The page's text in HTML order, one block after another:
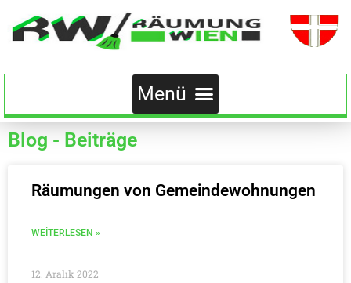
Blog - Beiträge
Räumungen von Gemeindewohnungen
WEITERLESEN »
12. Aralık 2022